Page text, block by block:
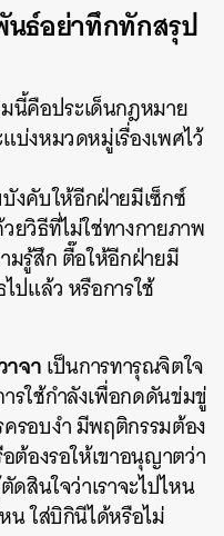
นธ์อย่าทึกทักสรุป
นี้คือประเด็นกฎหมาย
บ่งหมวดหมู่เรื่องเพศไว้
งคับให้อีกฝ่ายมีเซ็กซ์
วิธีที่ไม่ใช่ทางกายภาพ
มรู้สึก ตื๊อให้อีกฝ่ายมี
ปแล้ว หรือการใช้
จาเป็นการทารุณจิตใจ
รใช้กำลังเพื่อกดดันข่มขู่
รอบงำ มีพฤติกรรมต้อง
ต้องรอให้เขาอนุญาตว่า
ดสินใจว่าเราจะไปไหน
น ใส่บิกินีได้หรือไม่